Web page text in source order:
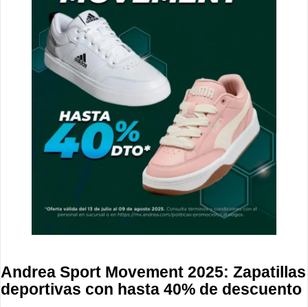
Andrea Sport Movement 2025: Zapatillas
deportivas con hasta 40% de descuento